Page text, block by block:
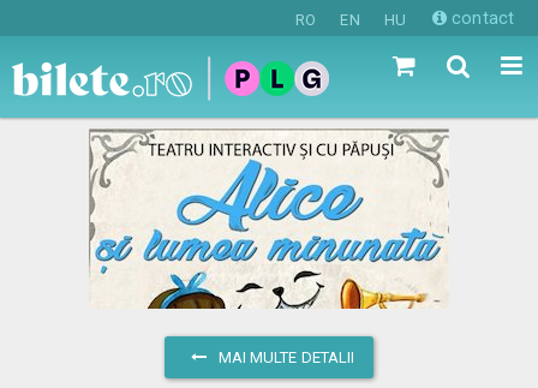
RO EN HU contact
MAI MULTE DETALII